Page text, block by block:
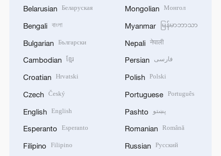
Belarusian Беларуская
Bengali বাংলা
Bulgarian Български
Cambodian ខ្មែរ
Croatian Hrvatski
Czech Český
English English
Esperanto Esperanto
Filipino Filipino
Mongolian Монгол
Myanmar မြန်မာဘာသာ
Nepali नेपाली
Persian فارسی
Polish Polski
Portuguese Português
Pashto پښتو
Romanian Română
Russian Русский